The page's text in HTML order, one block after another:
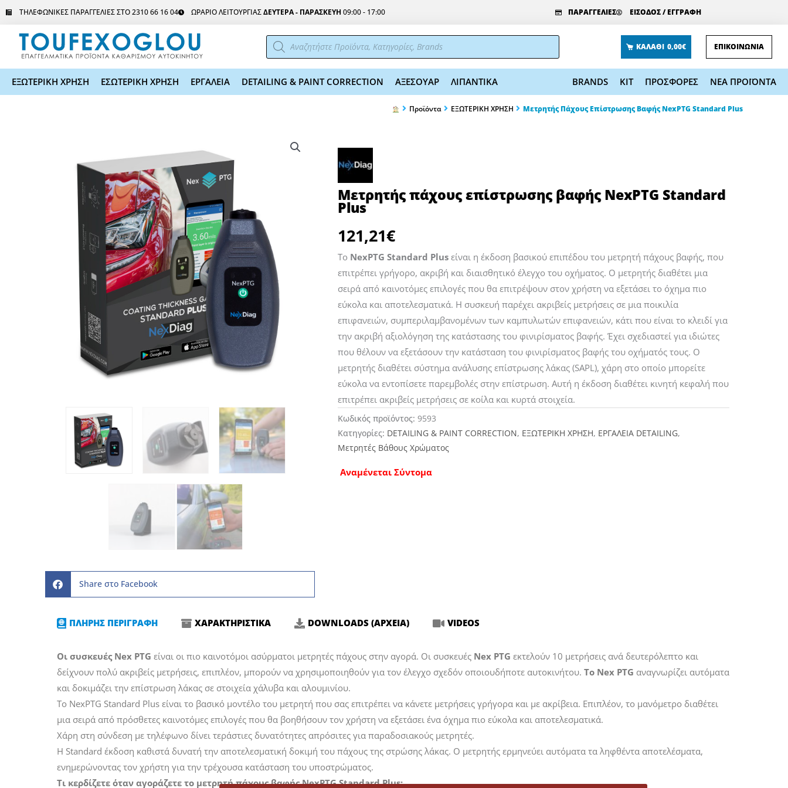
Μετάβαση
περιεχόμενο
ΤΗΛΕΦΩΝΙΚΕΣ ΠΑΡΑΓΓΕΛΙΕΣ ΣΤΟ 2310 66 16 04 ΩΡΑΡΙΟ ΛΕΙΤΟΥΡΓΙΑΣΔΕΥΤΕΡΑ - ΠΑΡΑΣΚΕΥΗ 09:00 - 17:00 ΠΑΡΑΓΓΕΛΙΕΣ ΕΙΣΟΔΟΣ / ΕΓΓΡΑΦΗ
Αναζήτηση
προϊόντων ΚΑΛΑΘΙ 0,00€ ΕΠΙΚΟΙΝΩΝΙΑ
ΕΞΩΤΕΡΙΚΗ ΧΡΗΣΗ ΕΣΩΤΕΡΙΚΗ ΧΡΗΣΗ ΕΡΓΑΛΕΙΑ DETAILING & PAINT CORRECTION ΑΞΕΣΟΥΑΡ ΛΙΠΑΝΤΙΚΑ BRANDS KIT ΠΡΟΣΦΟΡΕΣ ΝΕΑ ΠΡΟΪΟΝΤΑ
Προϊόντα ΕΞΩΤΕΡΙΚΗ ΧΡΗΣΗ Μετρητής Πάχους Επίστρωσης Βαφής NexPTG Standard Plus
Share στο Facebook
Μετρητής πάχους επίστρωσης βαφής NexPTG Standard
Plus
121,21€
Το NexPTG Standard Plus είναι η έκδοση βασικού επιπέδου του μετρητή πάχους βαφής, που
επιτρέπει γρήγορο, ακριβή και διαισθητικό έλεγχο του οχήματος. Ο μετρητής διαθέτει μια
σειρά από καινοτόμες επιλογές που θα επιτρέψουν στον χρήστη να εξετάσει το όχημα πιο
εύκολα και αποτελεσματικά. Η συσκευή παρέχει ακριβείς μετρήσεις σε μια ποικιλία
επιφανειών, συμπεριλαμβανομένων των καμπυλωτών επιφανειών, κάτι που είναι το κλειδί για
την ακριβή αξιολόγηση της κατάστασης του φινιρίσματος βαφής. Έχει σχεδιαστεί για ιδιώτες
που θέλουν να εξετάσουν την κατάσταση του φινιρίσματος βαφής του οχήματός τους. Ο
μετρητής διαθέτει σύστημα ανάλυσης επίστρωσης λάκας (SAPL), χάρη στο οποίο μπορείτε
εύκολα να εντοπίσετε παρεμβολές στην επίστρωση. Αυτή η έκδοση διαθέτει κινητή κεφαλή που
επιτρέπει ακριβείς μετρήσεις σε κοίλα και κυρτά στοιχεία.
Κωδικός προϊόντος: 9593
Κατηγορίες: DETAILING & PAINT CORRECTION, ΕΞΩΤΕΡΙΚΗ ΧΡΗΣΗ, ΕΡΓΑΛΕΙΑ DETAILING,
Μετρητές Βάθους Χρώματος
Αναμένεται Σύντομα
ΠΛΗΡΗΣ ΠΕΡΙΓΡΑΦΗ ΧΑΡΑΚΤΗΡΙΣΤΙΚΑ DOWNLOADS (ΑΡΧΕΙΑ) VIDEOS
Οι συσκευές Nex PTG είναι οι πιο καινοτόμοι ασύρματοι μετρητές πάχους στην αγορά. Οι συσκευές Nex PTG εκτελούν 10 μετρήσεις ανά δευτερόλεπτο και
δείχνουν πολύ ακριβείς μετρήσεις, επιπλέον, μπορούν να χρησιμοποιηθούν για τον έλεγχο σχεδόν οποιουδήποτε αυτοκινήτου.Το Nex PTG αναγνωρίζει αυτόματα
και δοκιμάζει την επίστρωση λάκας σε στοιχεία χάλυβα και αλουμινίου.
Το NexPTG Standard Plus είναι το βασικό μοντέλο του μετρητή που σας επιτρέπει να κάνετε μετρήσεις γρήγορα και με ακρίβεια. Επιπλέον, το μανόμετρο διαθέτει
μια σειρά από πρόσθετες καινοτόμες επιλογές που θα βοηθήσουν τον χρήστη να εξετάσει ένα όχημα πιο εύκολα και αποτελεσματικά.
Χάρη στη σύνδεση με τηλέφωνο δίνει τεράστιες δυνατότητες απρόσιτες για παραδοσιακούς μετρητές.
Η Standard έκδοση καθιστά δυνατή την αποτελεσματική δοκιμή του πάχους της στρώσης λάκας. Ο μετρητής ερμηνεύει αυτόματα τα ληφθέντα αποτελέσματα,
ενημερώνοντας τον χρήστη για την τρέχουσα κατάσταση του υποστρώματος.
Τι κερδίζετε όταν αγοράζετε το μετρητή πάχους βαφής NexPTG Standard Plus;